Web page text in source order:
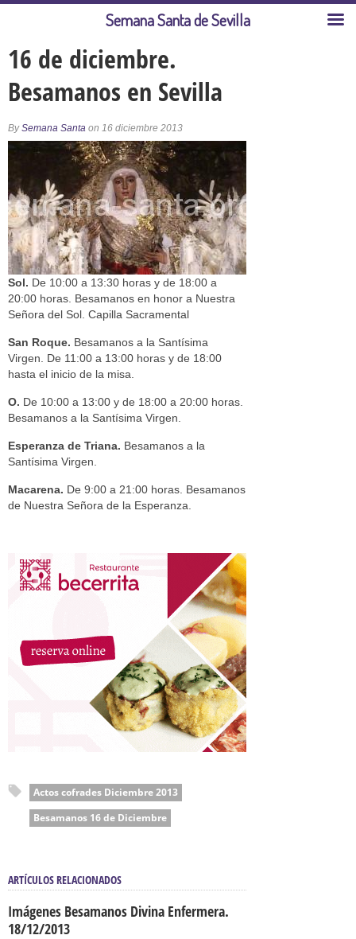
16 de diciembre.
Besamanos en Sevilla
BySemana Santa on 16 diciembre 2013
Sol. De 10:00 a 13:30 horas y de 18:00 a
20:00 horas. Besamanos en honor a Nuestra
Señora del Sol. Capilla Sacramental
San Roque. Besamanos a la Santísima
Virgen. De 11:00 a 13:00 horas y de 18:00
hasta el inicio de la misa.
O. De 10:00 a 13:00 y de 18:00 a 20:00 horas.
Besamanos a la Santísima Virgen.
Esperanza de Triana. Besamanos a la
Santísima Virgen.
Macarena. De 9:00 a 21:00 horas. Besamanos
de Nuestra Señora de la Esperanza.
Actos cofrades Diciembre 2013
Besamanos 16 de Diciembre
ARTÍCULOS RELACIONADOS
Imágenes Besamanos Divina Enfermera.
18/12/2013
Semana Santa de Sevilla